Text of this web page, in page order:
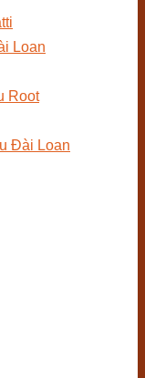
Loan
Root
Đài Loan